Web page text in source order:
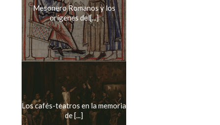
Mesonero Romanos y los
orígenes del[...]
Los cafés-teatros en la memoria
de [...]